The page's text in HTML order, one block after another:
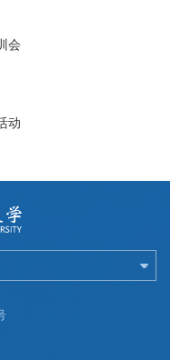
会
动